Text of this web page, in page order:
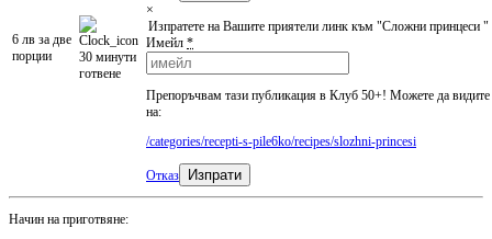
×
Изпратете на Вашите приятели линк към "Сложни принцеси
Имейл *
Препоръчвам тази публикация в Клуб 50+! Можете да
на:
/categories/recepti-s-pile6ko/recipes/slozhni-princesi
Отказ Изпрати
6 лв за две
порции
30 минути
готвене
Начин на приготвяне: